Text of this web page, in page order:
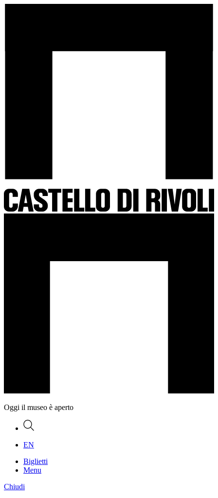
all'homepage
Oggi il museo è aperto
Ricerca
EN
Biglietti
Menu
Chiudi